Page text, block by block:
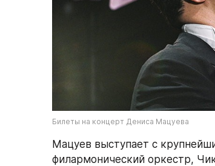
Билеты на концерт Дениса Мацуева
Мацуев выступает с
филармонический оркестр,